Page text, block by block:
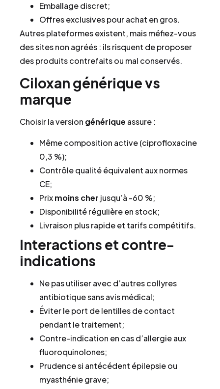
Emballage discret;
Offres exclusives pour achat en gros.
Autres plateformes existent, mais méfiez-vous
des sites non agréés : ils risquent de proposer
des produits contrefaits ou mal conservés.
Ciloxan générique vs
marque
Choisir la version générique assure :
Même composition active (ciprofloxacine
0,3 %);
Contrôle qualité équivalent aux normes
CE;
Prixmoins cher jusqu’à -60 %;
Disponibilité régulière en stock;
Livraison plus rapide et tarifs compétitifs.
Interactions et contre-
indications
Ne pas utiliser avec d’autres collyres
antibiotique sans avis médical;
Éviter le port de lentilles de contact
pendant le traitement;
Contre-indication en cas d’allergie aux
fluoroquinolones;
Prudence si antécédent épilepsie ou
myasthénie grave;